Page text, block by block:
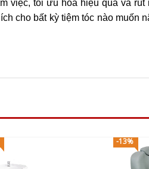
việc, tối ưu hóa hiệu quả và rút
cho bất kỳ tiệm tóc nào muốn
-13%